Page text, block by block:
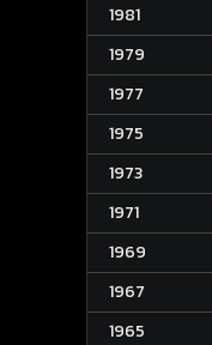
1981
1979
1977
1975
1973
1971
1969
1967
1965